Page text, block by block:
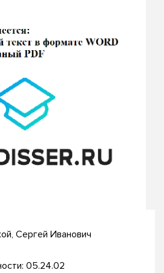
Сергей Иванович
05.24.02